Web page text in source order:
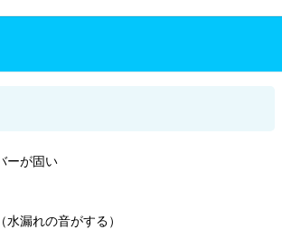
ーが固い
水漏れの音がする）